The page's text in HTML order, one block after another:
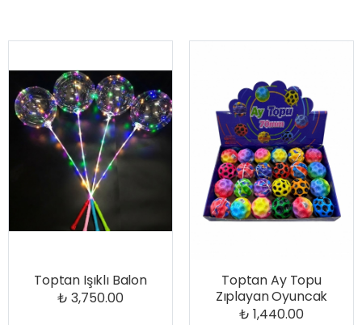
Toptan Işıklı Balon
₺ 3,750.00
Toptan Ay Topu
Zıplayan Oyuncak
₺ 1,440.00